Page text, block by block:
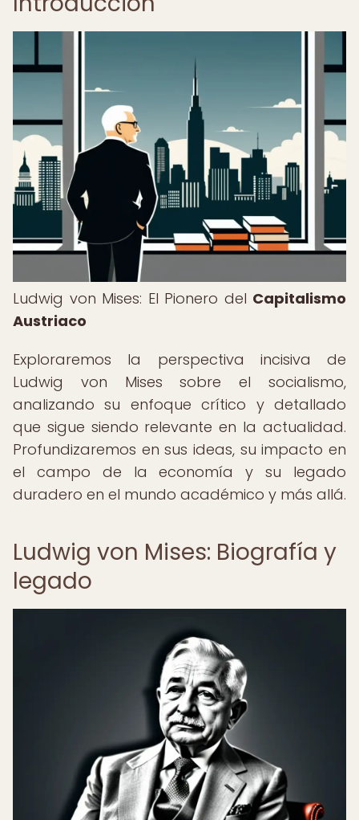
Ludwig von Mises: El Pionero del Capitalismo
Austriaco
Exploraremos la perspectiva incisiva de
Ludwig von Mises sobre el socialismo,
analizando su enfoque crítico y detallado
que sigue siendo relevante en la actualidad.
Profundizaremos en sus ideas, su impacto en
el campo de la economía y su legado
duradero en el mundo académico y más allá.
Ludwig von Mises: Biografía y
legado